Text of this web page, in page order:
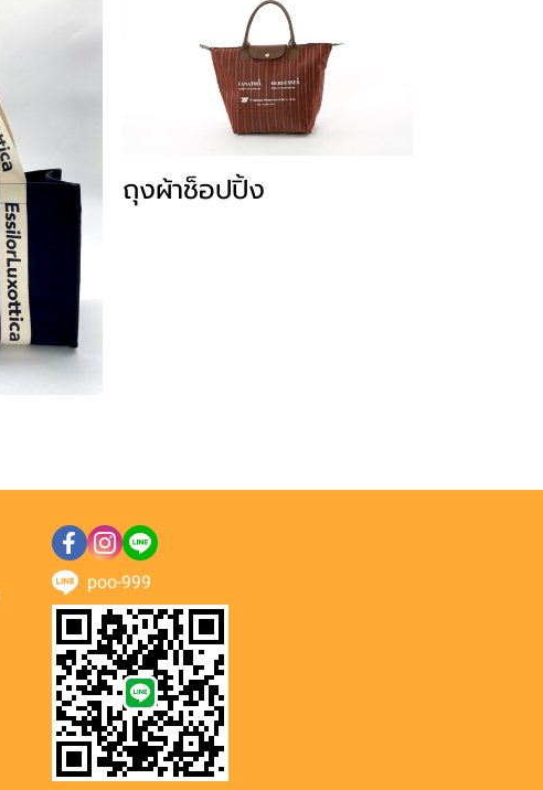
ถุงผ้าช็อปปิ้ง
poo-999